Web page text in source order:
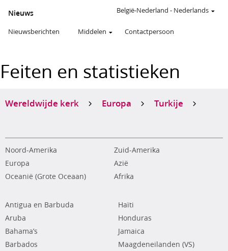
Nieuws
Nieuwsberichten Middelen Contactpersoon
België-Nederland - Nederlands
Feiten en statistieken
Wereldwijde kerk Europa Turkije
Noord-Amerika
Zuid-Amerika
Europa
Azië
Oceanië (Grote Oceaan)
Afrika
Antigua en Barbuda
Aruba
Bahama’s
Barbados
Haïti
Honduras
Jamaica
Maagdeneilanden (VS)